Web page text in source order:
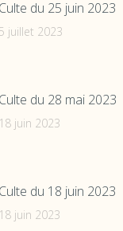
Culte du 25 juin 2023
5 juillet 2023
Culte du 28 mai 2023
18 juin 2023
Culte du 18 juin 2023
18 juin 2023